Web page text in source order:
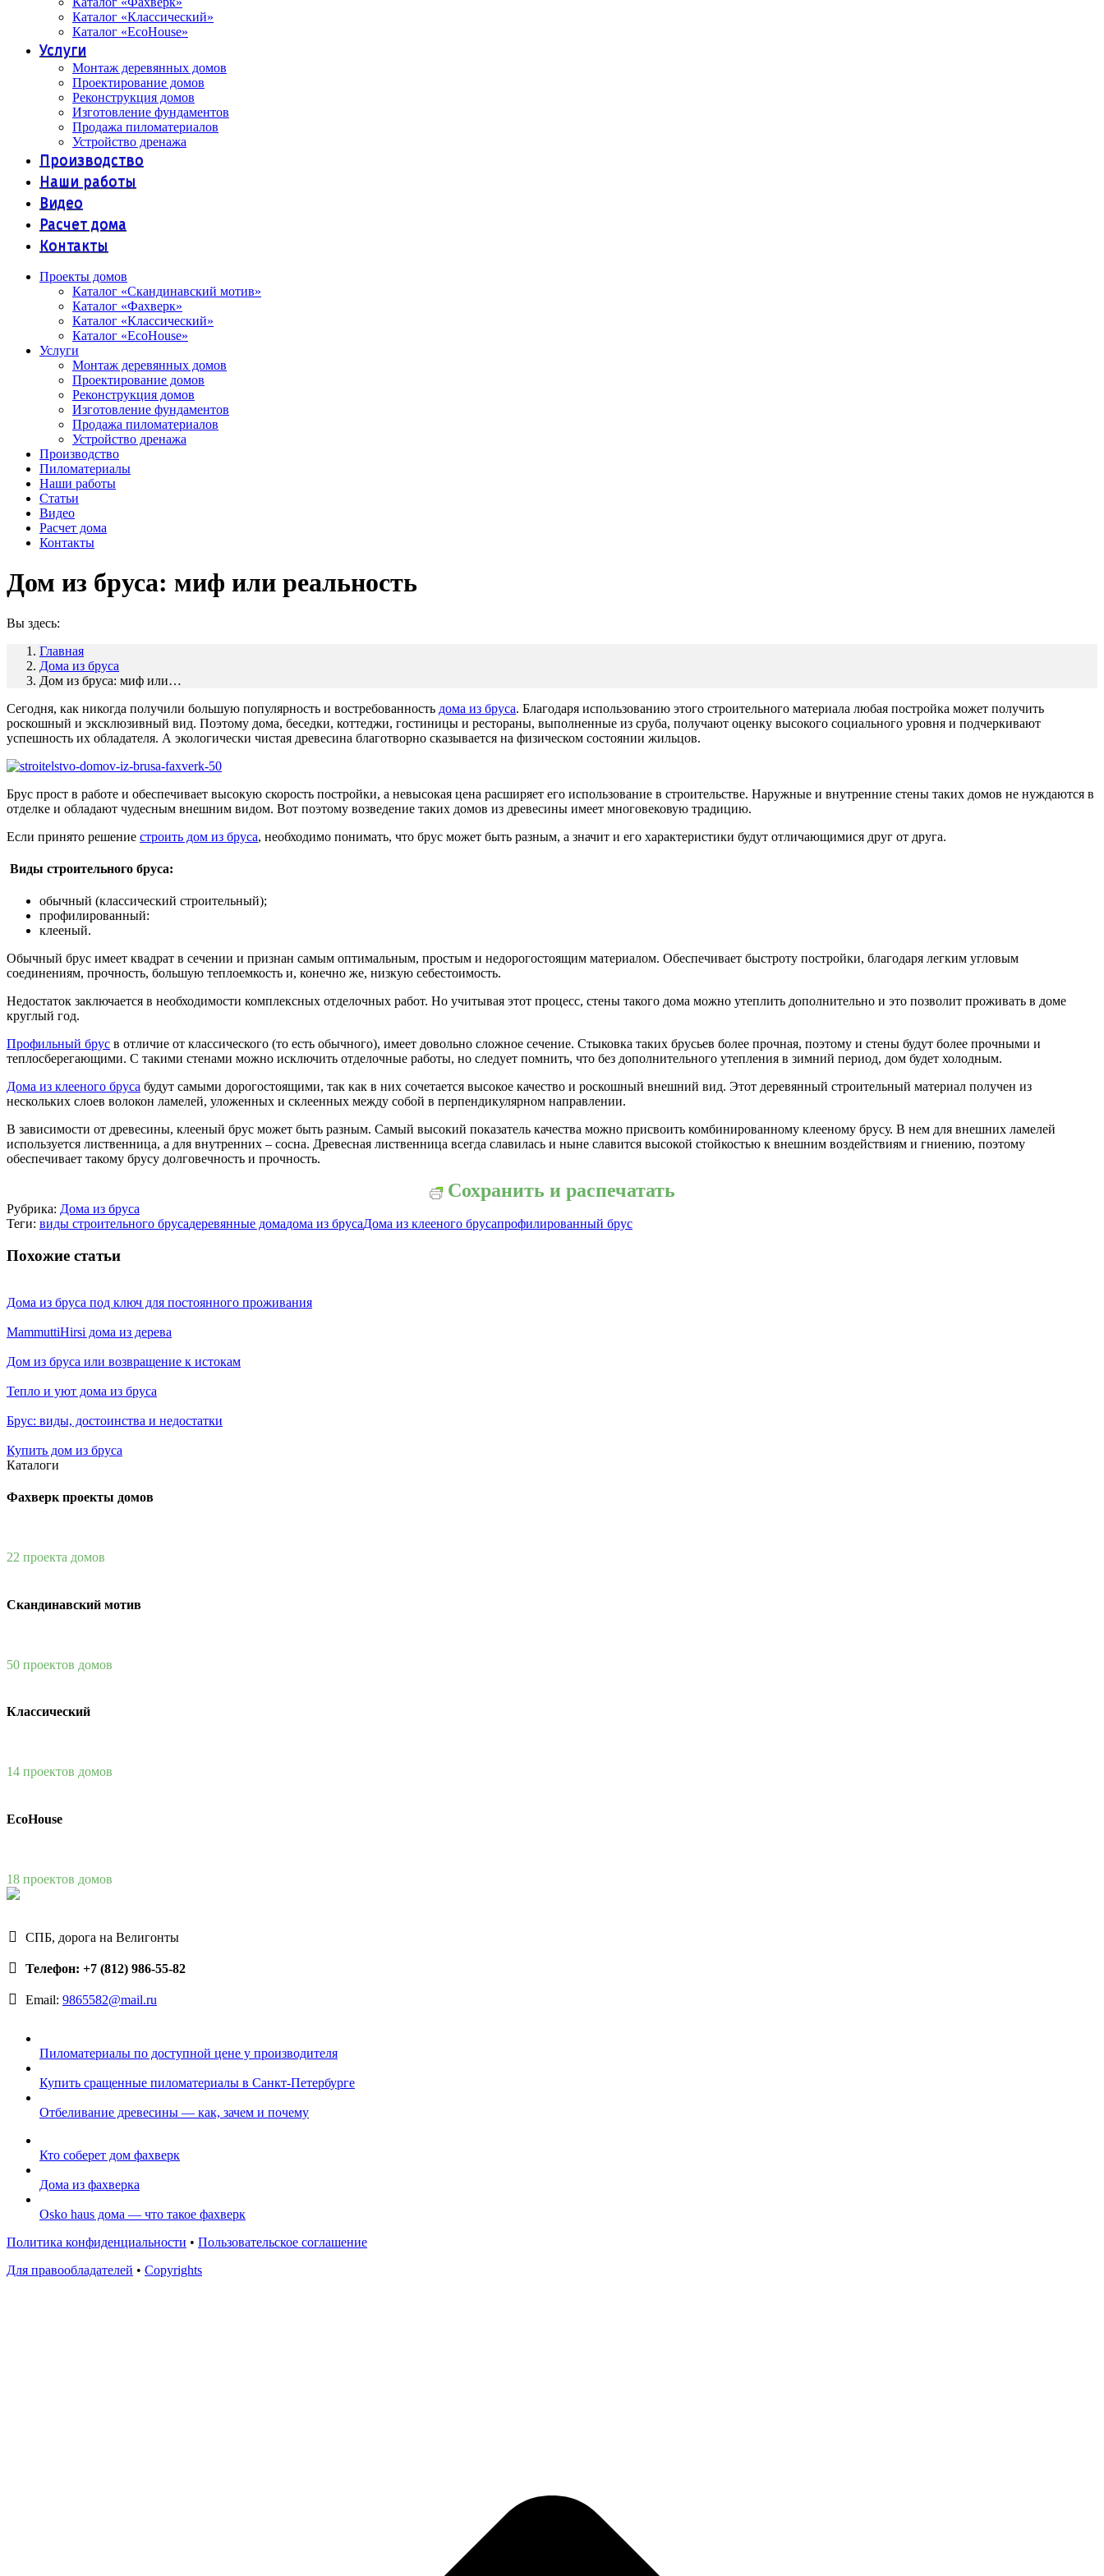
Каталог «Классический»
Каталог «EcoHouse»
Услуги
Монтаж деревянных домов
Проектирование домов
Реконструкция домов
Изготовление фундаментов
Продажа пиломатериалов
Устройство дренажа
Производство
Наши работы
Видео
Расчет дома
Контакты
Проекты домов
Каталог «Скандинавский мотив»
Каталог «Фахверк»
Каталог «Классический»
Каталог «EcoHouse»
Услуги
Монтаж деревянных домов
Проектирование домов
Реконструкция домов
Изготовление фундаментов
Продажа пиломатериалов
Устройство дренажа
Производство
Пиломатериалы
Наши работы
Статьи
Видео
Расчет дома
Контакты
Дом из бруса: миф или реальность
Вы здесь:
Главная
Дома из бруса
Дом из бруса: миф или…
Сегодня, как никогда получили большую популярность и востребованность дома из бруса. Благодаря использованию этого строительного материала любая постройка может получить
роскошный и эксклюзивный вид. Поэтому дома, беседки, коттеджи, гостиницы и рестораны, выполненные из сруба, получают оценку высокого социального уровня и подчеркивают
успешность их обладателя. А экологически чистая древесина благотворно сказывается на физическом состоянии жильцов.
Брус прост в работе и обеспечивает высокую скорость постройки, а невысокая цена расширяет его использование в строительстве. Наружные и внутренние стены таких домов не нуждаются в
отделке и обладают чудесным внешним видом. Вот поэтому возведение таких домов из древесины имеет многовековую традицию.
Если принято решение строить дом из бруса, необходимо понимать, что брус может быть разным, а значит и его характеристики будут отличающимися друг от друга.
Виды строительного бруса:
обычный (классический строительный);
профилированный:
клееный.
Обычный брус имеет квадрат в сечении и признан самым оптимальным, простым и недорогостоящим материалом. Обеспечивает быстроту постройки, благодаря легким угловым
соединениям, прочность, большую теплоемкость и, конечно же, низкую себестоимость.
Недостаток заключается в необходимости комплексных отделочных работ. Но учитывая этот процесс, стены такого дома можно утеплить дополнительно и это позволит проживать в доме
круглый год.
Профильный брус в отличие от классического (то есть обычного), имеет довольно сложное сечение. Стыковка таких брусьев более прочная, поэтому и стены будут более прочными и
теплосберегающими. С такими стенами можно исключить отделочные работы, но следует помнить, что без дополнительного утепления в зимний период, дом будет холодным.
Дома из клееного бруса будут самыми дорогостоящими, так как в них сочетается высокое качество и роскошный внешний вид. Этот деревянный строительный материал получен из
нескольких слоев волокон ламелей, уложенных и склеенных между собой в перпендикулярном направлении.
В зависимости от древесины, клееный брус может быть разным. Самый высокий показатель качества можно присвоить комбинированному клееному брусу. В нем для внешних ламелей
используется лиственница, а для внутренних – сосна. Древесная лиственница всегда славилась и ныне славится высокой стойкостью к внешним воздействиям и гниению, поэтому
обеспечивает такому брусу долговечность и прочность.
Сохранить и распечатать
Рубрика: Дома из бруса
Теги: виды строительного брусадеревянные домадома из брусаДома из клееного брусапрофилированный брус
Похожие статьи
Дома из бруса под ключ для постоянного проживания
MammuttiHirsi дома из дерева
Дом из бруса или возвращение к истокам
Тепло и уют дома из бруса
Брус: виды, достоинства и недостатки
Купить дом из бруса
Каталоги
Фахверк проекты домов
22 проекта домов
Скандинавский мотив
50 проектов домов
Классический
14 проектов домов
EcoHouse
18 проектов домов
СПБ, дорога на Велигонты
Телефон: +7 (812) 986-55-82
Email: 9865582@mail.ru
Пиломатериалы по доступной цене у производителя
Купить сращенные пиломатериалы в Санкт-Петербурге
Отбеливание древесины — как, зачем и почему
Кто соберет дом фахверк
Дома из фахверка
Osko haus дома — что такое фахверк
Политика конфиденциальности • Пользовательское соглашение
Для правообладателей • Copyrights